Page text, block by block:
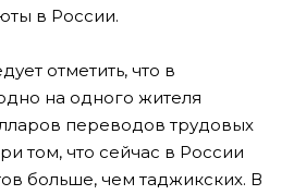
в России.
отметить, что в
на одного жителя
переводов трудовых
том, что сейчас в России
больше, чем таджикских. В